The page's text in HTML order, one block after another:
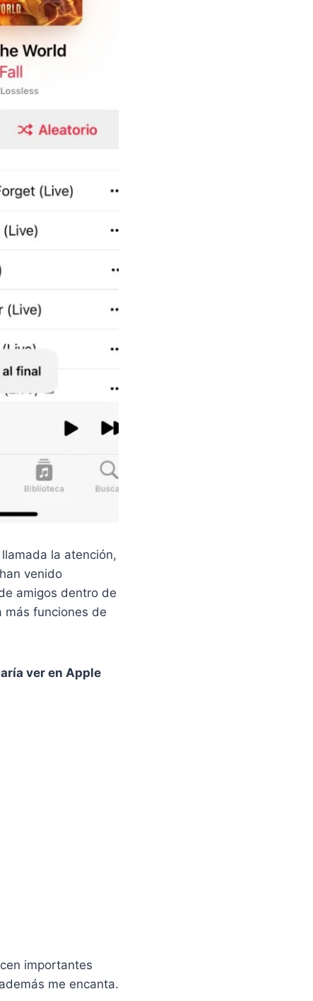
la atención,
venido
amigos dentro de
más funciones de
ver en Apple
importantes
me encanta.